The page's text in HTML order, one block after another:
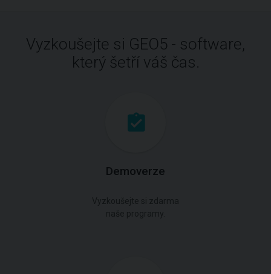
Vyzkoušejte si GEO5 - software,
který šetří váš čas.
Demoverze